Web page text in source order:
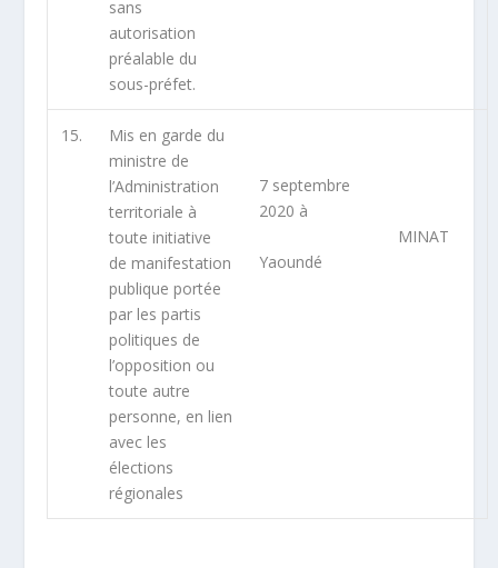
sans
autorisation
préalable du
sous-préfet.
15.
Mis en garde du
ministre de
l’Administration
territoriale à
toute initiative
de manifestation
publique portée
par les partis
politiques de
l’opposition ou
toute autre
personne, en lien
avec les
élections
régionales
7 septembre
2020 à
Yaoundé
MINAT